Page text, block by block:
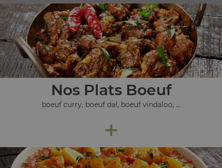
Nos Plats Boeuf
boeuf curry, boeuf dal, boeuf vindaloo, ...
+